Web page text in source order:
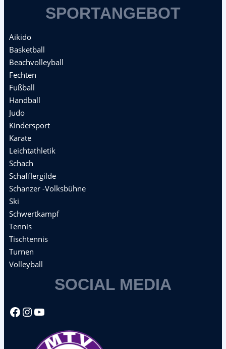
SPORTANGEBOT
Aikido
Basketball
Beachvolleyball
Fechten
Fußball
Handball
Judo
Kindersport
Karate
Leichtathletik
Schach
Schäfflergilde
Schanzer -Volksbühne
Ski
Schwertkampf
Tennis
Tischtennis
Turnen
Volleyball
SOCIAL MEDIA
Facebook InstagramYouTube